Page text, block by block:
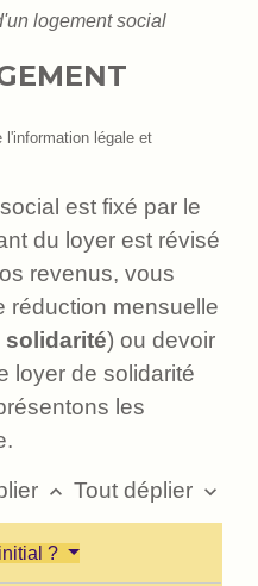
logement social
l'information légale et
est fixé par le
du loyer est révisé
revenus, vous
réduction mensuelle
solidarité) ou devoir
loyer de solidarité
les
keyboard_arrow_up Tout déplier keyboard_arrow_down
?